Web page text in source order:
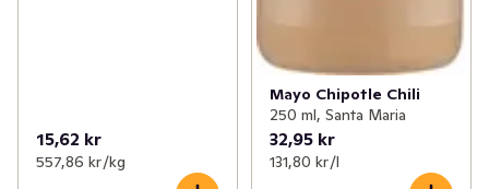
15,62 kr
557,86 kr /kg
Mayo Chipotle Chili
250 ml, Santa Maria
32,95 kr
131,80 kr /l